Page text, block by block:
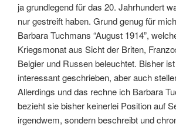
ja grundlegend für das 20. Jahrhundert
nur gestreift haben. Grund genug für
Barbara Tuchmans “August 1914”,
Kriegsmonat aus Sicht der Briten,
Belgier und Russen beleuchtet. Bisher
interessant geschrieben, aber auch
Allerdings und das rechne ich Barbara
bezieht sie bisher keinerlei Position auf
irgendwem, sondern beschreibt und